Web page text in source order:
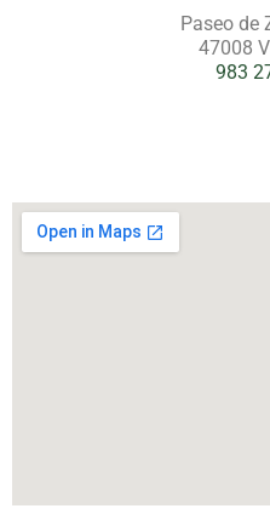
Paseo de
47008
983